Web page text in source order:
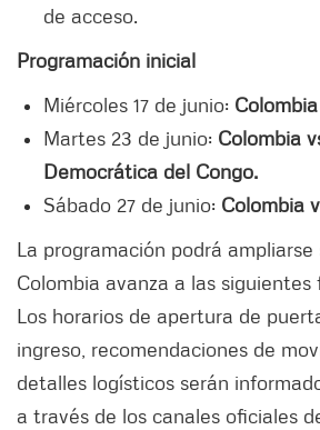
de acceso.
Programación inicial
Miércoles 17 de junio:
Martes 23 de junio: Colombia
Democrática del Congo.
Sábado 27 de junio: Colombia
La programación podrá ampliarse
Colombia avanza a las siguientes
Los horarios de apertura de
ingreso, recomendaciones de
detalles logísticos serán
a través de los canales oficiales